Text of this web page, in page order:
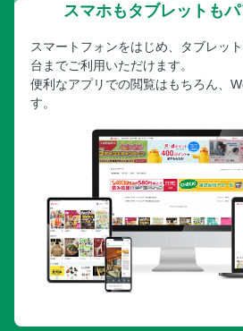
スマホもタブレットも
スマートフォンをはじめ、タブレッ
台までご利用いただけます。
便利なアプリでの閲覧はもちろん、
す。